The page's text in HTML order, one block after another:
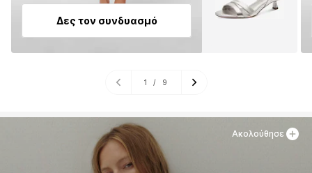
Δες τον συνδυασμό
1 / 9
Ακολούθησε